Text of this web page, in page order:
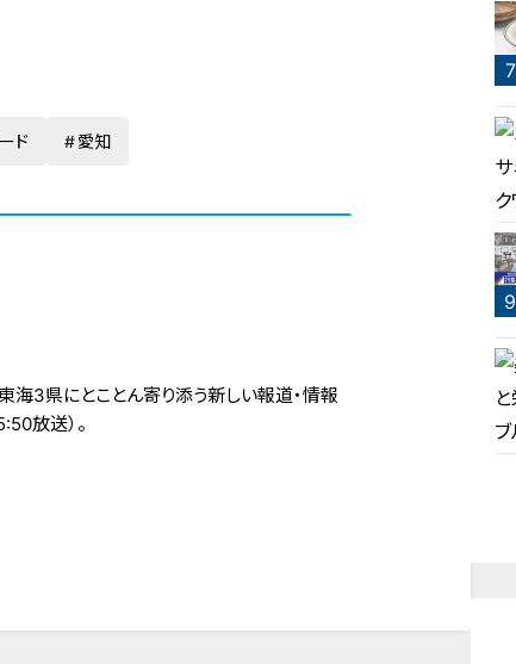
ド 愛知
海3県にとことん寄り添う新しい報道・情報
放送）。
7
8
9